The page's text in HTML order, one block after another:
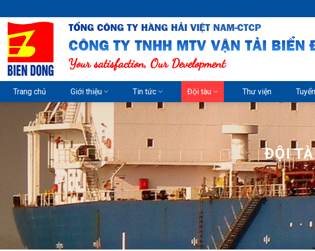
to
content
TỔNG CÔNG TY HÀNG HẢI VIỆT NAM-CTCP
CÔNG TY TNHH MTV VẬN TẢI BIỂN
Your satisfaction, Our Development
Trang chủ Giới thiệu Tin tức Đội tàu Thư viện
ĐỘI